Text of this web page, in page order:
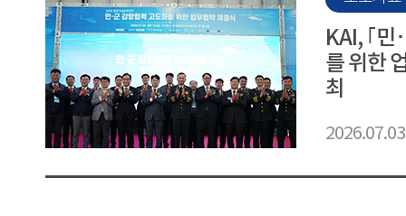
KAI, ｢민
를 위한
최
2026.07.03